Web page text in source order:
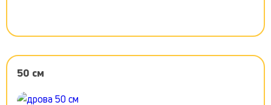
50 см